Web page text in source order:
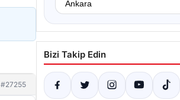
#27255
Bizi Takip Edin